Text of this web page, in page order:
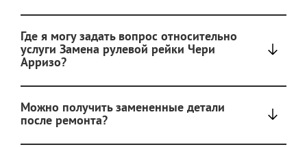
Где я могу задать вопрос относительно
услуги Замена рулевой рейки Чери
Арризо?
Можно получить замененные детали
после ремонта?